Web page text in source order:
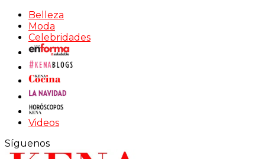
Belleza
Moda
Celebridades
Videos
Síguenos